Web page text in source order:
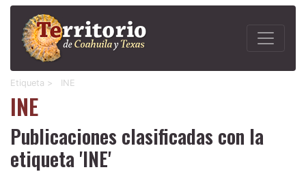
Etiqueta > INE
INE
Publicaciones clasificadas con la
etiqueta 'INE'